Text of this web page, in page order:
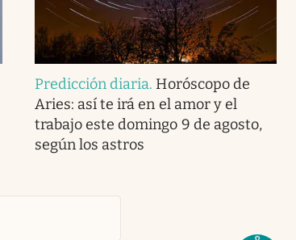
Predicción diaria. Horóscopo de
Aries: así te irá en el amor y el
trabajo este domingo 9 de agosto,
según los astros